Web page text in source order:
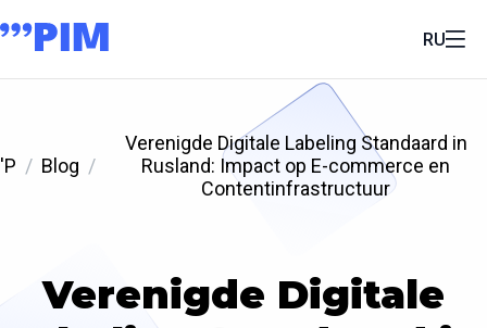
RU
'P Blog
Verenigde Digitale Labeling Standaard in
Rusland: Impact op E-commerce en
Contentinfrastructuur
Verenigde Digitale